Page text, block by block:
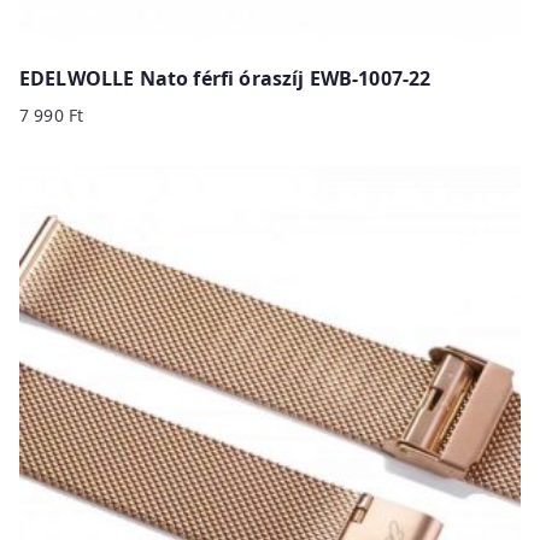
EDELWOLLE Nato férfi óraszíj EWB-1007-22
7 990 Ft